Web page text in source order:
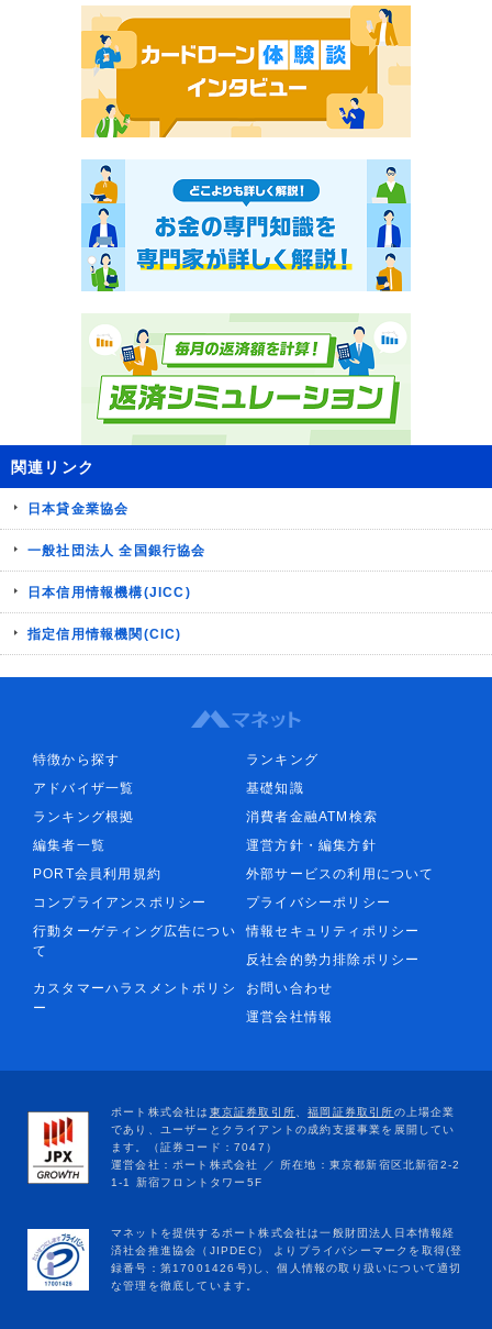
関連リンク
日本貸金業協会
一般社団法人 全国銀行協会
日本信用情報機構(JICC)
指定信用情報機関(CIC)
特徴から探す
ランキング
アドバイザ一覧
基礎知識
ランキング根拠
消費者金融ATM検索
編集者一覧
運営方針・編集方針
PORT会員利用規約
外部サービスの利用について
コンプライアンスポリシー
プライバシーポリシー
行動ターゲティング広告につい
て
情報セキュリティポリシー
反社会的勢力排除ポリシー
カスタマーハラスメントポリシ
ー
お問い合わせ
運営会社情報